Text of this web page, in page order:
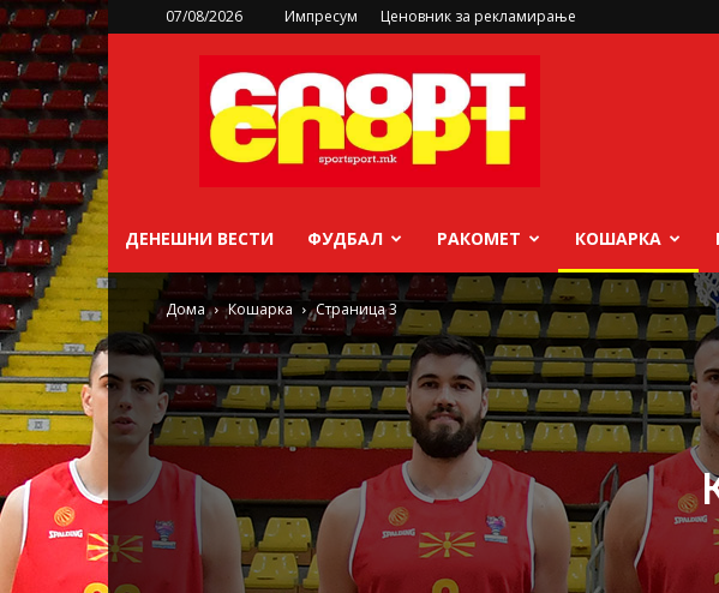
07/08/2026 Импресум Ценовник за рекламирање
sportsport.mk
ДЕНЕШНИ ВЕСТИ ФУДБАЛ РАКОМЕТ КОШАРКА
Дома Кошарка Страница 3